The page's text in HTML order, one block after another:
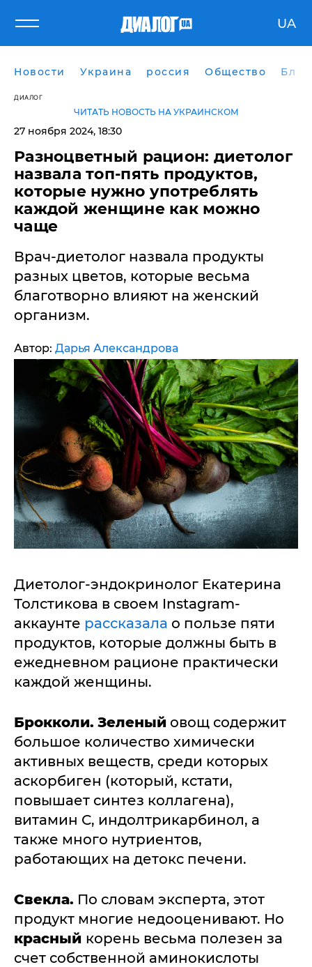
UA
Новости Украина россия Общество
ДИАЛОГ
ЧИТАТЬ НОВОСТЬ НА УКРАИНСКОМ
27 ноября 2024, 18:30
Разноцветный рацион: диетолог
назвала топ-пять продуктов,
которые нужно употреблять
каждой женщине как можно
чаще
Врач-диетолог назвала продукты
разных цветов, которые весьма
благотворно влияют на женский
организм.
Автор: Дарья Александрова
Диетолог-эндокринолог Екатерина
Толстикова в своем Instagram-
аккаунте рассказала о пользе пяти
продуктов, которые должны быть в
ежедневном рационе практически
каждой женщины.
Брокколи. Зеленый овощ содержит
большое количество химически
активных веществ, среди которых
аскорбиген (который, кстати,
повышает синтез коллагена),
витамин С, индолтрикарбинол, а
также много нутриентов,
работающих на детокс печени.
Свекла. По словам эксперта, этот
продукт многие недооценивают. Но
красный корень весьма полезен за
счет собственной аминокислоты